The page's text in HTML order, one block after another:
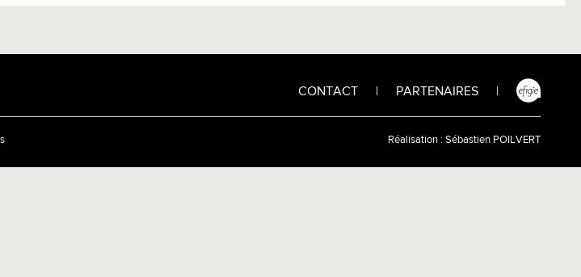
CONTACT | PARTENAIRES |
Réalisation : Sébastien POILVERT